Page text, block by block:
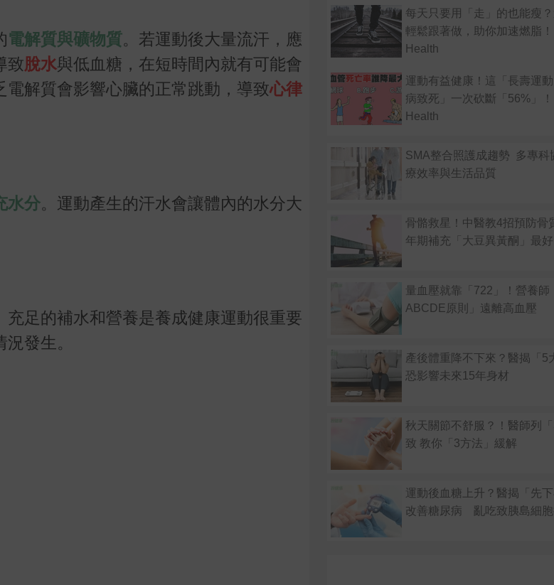
電解質與礦物質。若運動後大量流汗，應
致脫水與低血糖，在短時間內就有可能會
解質會影響心臟的正常跳動，導致心律
水分。運動產生的汗水會讓體內的水分大
足的補水和營養是養成健康運動很重要
發生。
每天只要用「走」的也能瘦
輕鬆跟著做，助你加速燃脂
Health
運動有益健康！這「長壽運
病致死」一次砍斷「56%」
Health
SMA整合照護成趨勢 多專科
療效率與生活品質
骨骼救星！中醫教4招預防
年期補充「大豆異黃酮」最好
量血壓就靠「722」！營養師
ABCDE原則」遠離高血壓
產後體重降不下來？醫揭「
恐影響未來15年身材
秋天關節不舒服？！醫師列
致 教你「3方法」緩解
運動後血糖上升？醫揭「先
改善糖尿病 亂吃致胰島細